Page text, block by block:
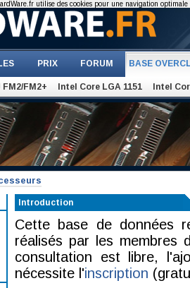
PRIX FORUM BASE
FM2/FM2+ Intel Core LGA 1151 Intel
Introduction
Cette base de données
réalisés par les membres
consultation est libre,
nécessite l'inscription
utilise des cookies pour une navigation